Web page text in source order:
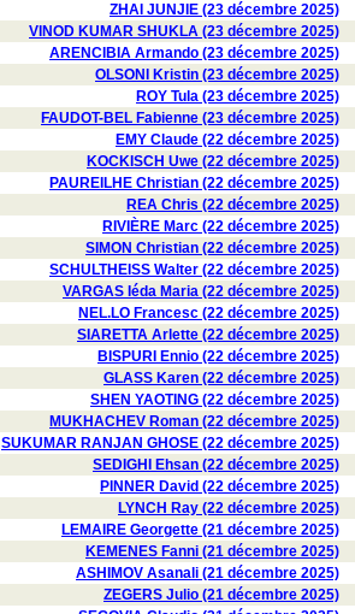
ZHAI JUNJIE (23 décembre 2025)
VINOD KUMAR SHUKLA (23 décembre 2025)
ARENCIBIA Armando (23 décembre 2025)
OLSONI Kristin (23 décembre 2025)
ROY Tula (23 décembre 2025)
FAUDOT-BEL Fabienne (23 décembre 2025)
EMY Claude (22 décembre 2025)
KOCKISCH Uwe (22 décembre 2025)
PAUREILHE Christian (22 décembre 2025)
REA Chris (22 décembre 2025)
RIVIÈRE Marc (22 décembre 2025)
SIMON Christian (22 décembre 2025)
SCHULTHEISS Walter (22 décembre 2025)
VARGAS Iéda Maria (22 décembre 2025)
NEL.LO Francesc (22 décembre 2025)
SIARETTA Arlette (22 décembre 2025)
BISPURI Ennio (22 décembre 2025)
GLASS Karen (22 décembre 2025)
SHEN YAOTING (22 décembre 2025)
MUKHACHEV Roman (22 décembre 2025)
SUKUMAR RANJAN GHOSE (22 décembre 2025)
SEDIGHI Ehsan (22 décembre 2025)
PINNER David (22 décembre 2025)
LYNCH Ray (22 décembre 2025)
LEMAIRE Georgette (21 décembre 2025)
KEMENES Fanni (21 décembre 2025)
ASHIMOV Asanali (21 décembre 2025)
ZEGERS Julio (21 décembre 2025)